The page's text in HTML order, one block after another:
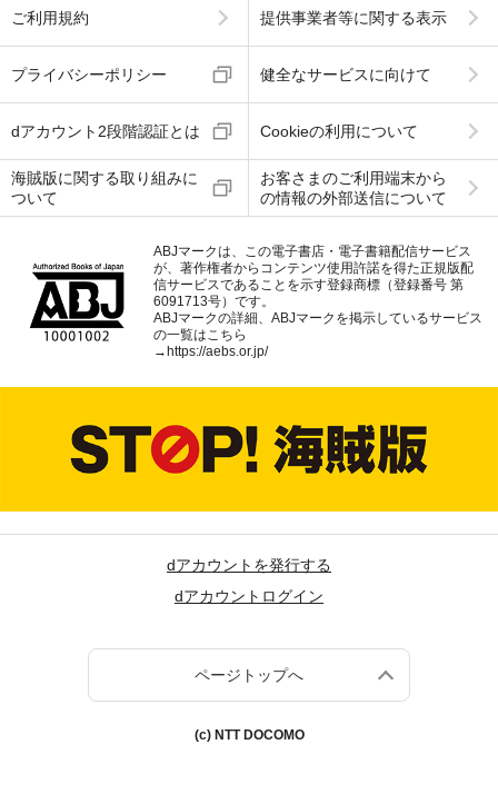
ご利用規約 提供事業者等に関する表示
プライバシーポリシー 健全なサービスに向けて
dアカウント2段階認証とは Cookieの利用について
海賊版に関する取り組みに
ついて
お客さまのご利用端末から
の情報の外部送信について
ABJマークは、この電子書店・電子書籍配信サービス
が、著作権者からコンテンツ使用許諾を得た正規版配
信サービスであることを示す登録商標（登録番号 第
6091713号）です。
ABJマークの詳細、ABJマークを掲示しているサービス
の一覧はこちら
→ https://aebs.or.jp/
dアカウントを発行する
dアカウントログイン
ページトップへ
(c) NTT DOCOMO